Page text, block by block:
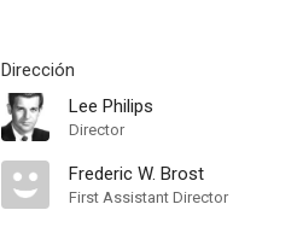
Dirección
Lee Philips
Director
Frederic W. Brost
First Assistant Director